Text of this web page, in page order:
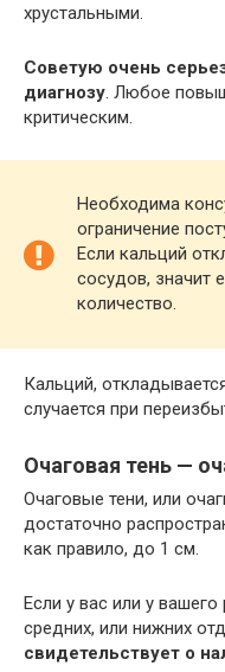
хрустальными.
Советую очень
диагнозу. Любое
критическим.
Необходима
ограничение
Если кальций
сосудов, значит
количество.
Кальций,
случается при
Очаговая тень —
Очаговые тени, или
достаточно
как правило, до 1 см.
Если у вас или у
средних, или нижних
свидетельствует о